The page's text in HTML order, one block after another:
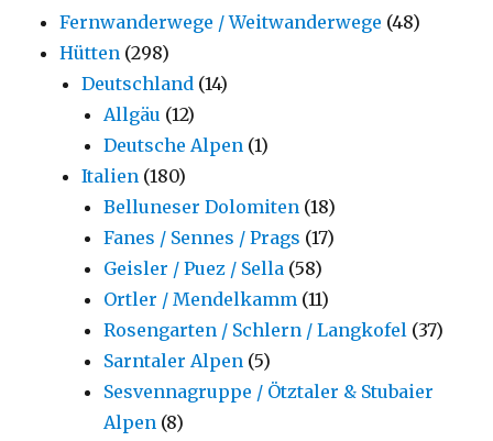
Fernwanderwege / Weitwanderwege (48)
Hütten (298)
Deutschland (14)
Allgäu (12)
Deutsche Alpen (1)
Italien (180)
Belluneser Dolomiten (18)
Fanes / Sennes / Prags (17)
Geisler / Puez / Sella (58)
Ortler / Mendelkamm (11)
Rosengarten / Schlern / Langkofel (37)
Sarntaler Alpen (5)
Sesvennagruppe / Ötztaler & Stubaier
Alpen (8)